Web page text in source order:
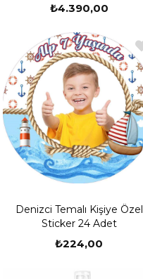
₺4.390,00
Denizci Temalı Kişiye Özel
Sticker 24 Adet
₺224,00